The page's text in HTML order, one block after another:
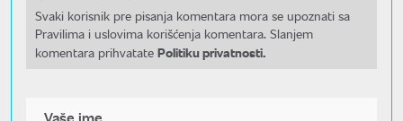
Svaki korisnik pre pisanja komentara mora se upoznati sa
Pravilima i uslovima korišćenja komentara. Slanjem
komentara prihvatate Politiku privatnosti.